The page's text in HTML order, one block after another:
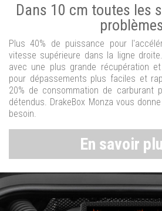
Dans 10 cm toutes les
Plus 40% de puissance pour
vitesse supérieure dans la ligne
avec une plus grande récupération
pour dépassements plus faciles et
20% de consommation de carburant
détendus. DrakeBox Monza vous
besoin.
En savoir